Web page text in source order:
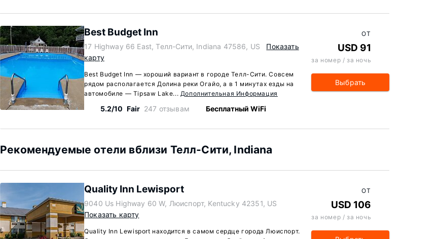
Best Budget Inn
17 Highway 66 East, Телл-Сити, Indiana 47586, US
Показать
карту
Best Budget Inn — хороший вариант в городе Телл-Сити. Совсем
рядом располагается Долина реки Огайо, а в 1 минутах езды на
автомобиле — Tipsaw Lake... Дополнительная Информация
5.2/10 Fair 247 отзывам Бесплатный WiFi
ОТ
USD 91
за номер / за ночь
Выбрать
Рекомендуемые отели вблизи Телл-Сити, Indiana
Quality Inn Lewisport
9040 Us Highway 60 W, Люиспорт, Kentucky 42351, US
Показать карту
Quality Inn Lewisport находится в самом сердце города Люиспорт.
ОТ
USD 106
за номер / за ночь